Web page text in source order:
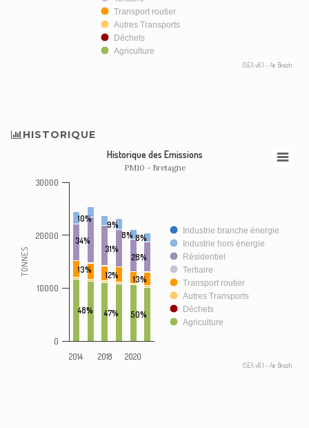
Transport routier
Autres Transports
Déchets
Agriculture
ISEA v6.1 - Air Breizh
HISTORIQUE
PM10 - Bretagne
TONNES
Historique des Emissions
10%
9%
8% 8%
34%
31%
28%
13%
12% 13%
48% 47% 50%
Industrie branche énergie
Industrie hors énergie
Résidentiel
Tertiaire
Transport routier
Autres Transports
Déchets
Agriculture
2014 2018 2020
0
10000
20000
30000
ISEA v6.1 - Air Breizh